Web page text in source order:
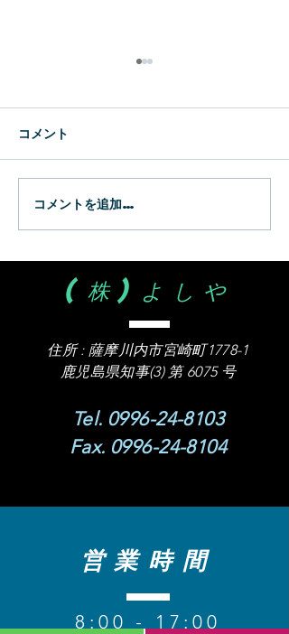
コメント
コメントを追加…
(株)よしや
住所 : 薩摩川内市宮崎町1778-1
​鹿児島県知事(3) 第 6075 号
Tel. 0996-24-8103
Fax. 0996-24-8104
営業時間
8 :00 - 17:00